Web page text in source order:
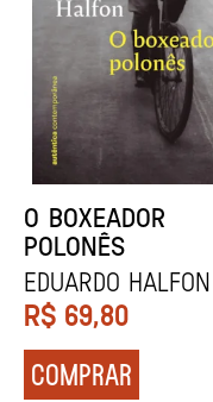
DENTES BRANCOS
Zadie Smith
R$ 129,90
COMPRAR